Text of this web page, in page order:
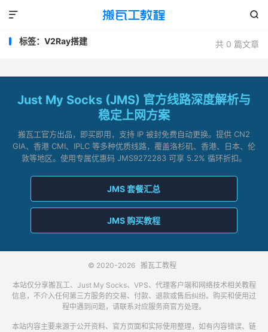


共 0 篇文章
标签：V2Ray搭建
Just My Socks (JMS) 官方线路深度解析与
稳定上网方案
搬瓦工官方出品，即买即用，支持 IP 被封免费自动更换。提供 CN2
GIA、香港 CMI、IPLC 等多种优质线路，覆盖洛杉矶、香港、日本、伦
敦等地区。使用专属优惠码 JMS9272283 可享 5.2% 循环折扣。
JMS 套餐汇总
JMS 购买教程
© 2020-2026 搬瓦工教程
本站仅分享搬瓦工、Just My Socks、VPS、代理客户端和网络技术相关教程
信息，不介入任何第三方服务的交易、付款、退款或售后纠纷。购买和使用过
程中遇到问题，请联系对应服务商官方处理。
本站内容主要来源于公开资料、官方页面和实际使用整理，如有内容错误、链